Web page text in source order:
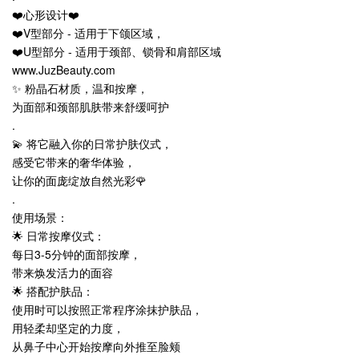
❤️心形设计❤️
❤️V型部分 - 适用于下颌区域，
❤️U型部分 - 适用于颈部、锁骨和肩部区域
www.JuzBeauty.com
✨ 粉晶石材质，温和按摩，
为面部和颈部肌肤带来舒缓呵护
.
💫 将它融入你的日常护肤仪式，
感受它带来的奢华体验，
让你的面庞绽放自然光彩🌹
.
使用场景：
🌟 日常按摩仪式：
每日3-5分钟的面部按摩，
带来焕发活力的面容
🌟 搭配护肤品：
使用时可以按照正常程序涂抹护肤品，
用轻柔却坚定的力度，
从鼻子中心开始按摩向外推至脸颊